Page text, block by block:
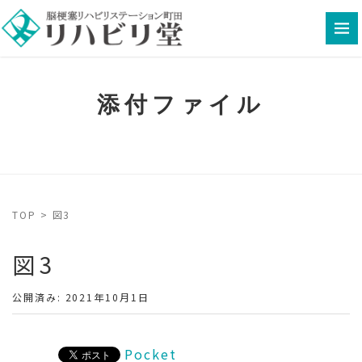
添付ファイル
TOP > 図3
図3
公開済み: 2021年10月1日
Pocket